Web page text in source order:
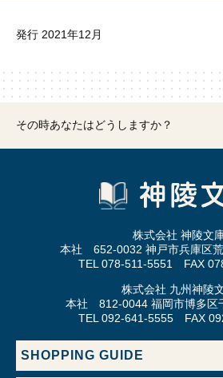
発行 2021年12月
その時あなたはどうしますか？
株式会社 神陵文
本社 652-0032 神戸市兵庫区
TEL 078-511-5551 FAX
株式会社 九州神陵
本社 812-0044 福岡市博多区
TEL 092-641-5555 FAX
SHOPPING GUIDE